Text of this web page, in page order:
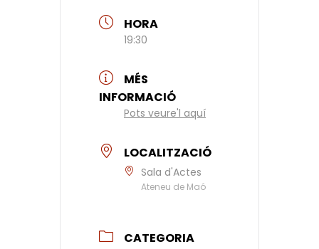
HORA
19:30
MÉS
INFORMACIÓ
Pots veure'l aquí
LOCALITZACIÓ
Sala d'Actes
Ateneu de Maó
CATEGORIA